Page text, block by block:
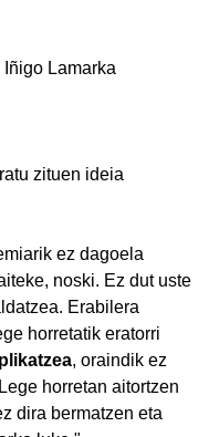
Lamarka
zituen ideia
ez dagoela
noski. Ez dut uste
Erabilera
horretatik eratorri
, oraindik ez
horretan aitortzen
dira bermatzen eta